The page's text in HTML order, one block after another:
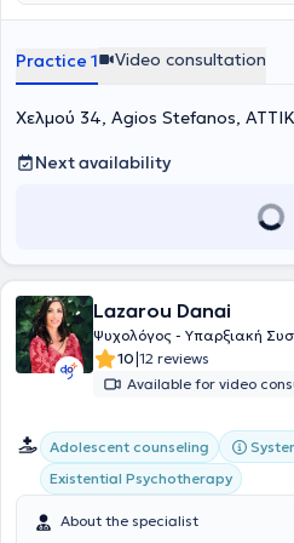
process is individually tailored,
Practice 1 Video consultation
Χελμού 34, Agios Stefanos,
Next availability
Lazarou Danai
Ψυχολόγος - Υπαρξιακή
10|12 reviews
Available for video
Αdolescent counseling
Existential Psychotherapy
About the specialist